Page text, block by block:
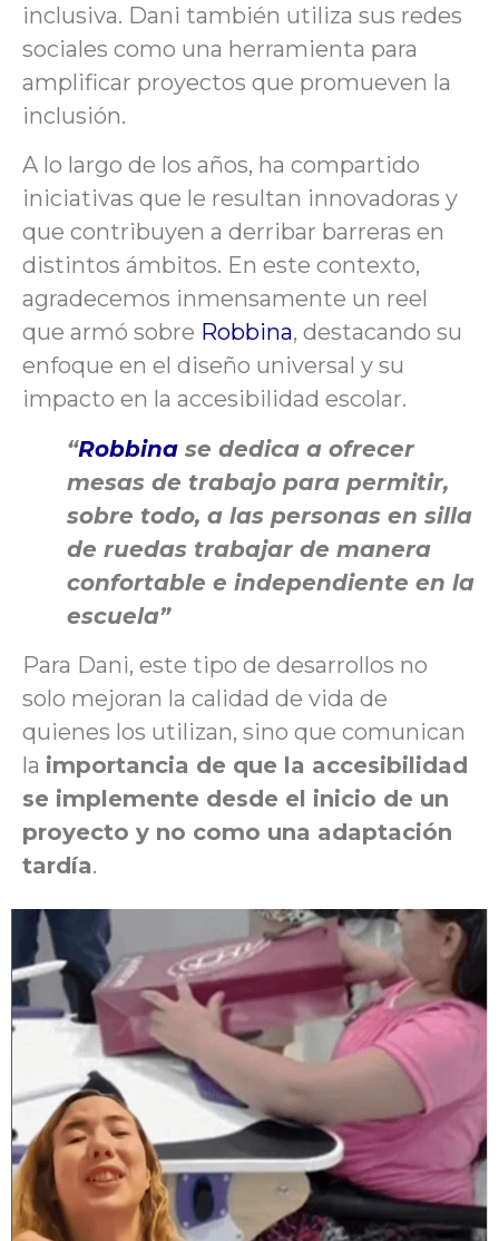
inclusiva. Dani también utiliza sus redes
sociales como una herramienta para
amplificar proyectos que promueven la
inclusión.
A lo largo de los años, ha compartido
iniciativas que le resultan innovadoras y
que contribuyen a derribar barreras en
distintos ámbitos. En este contexto,
agradecemos inmensamente un reel
que armó sobre Robbina, destacando su
enfoque en el diseño universal y su
impacto en la accesibilidad escolar.
“Robbina se dedica a ofrecer
mesas de trabajo para permitir,
sobre todo, a las personas en silla
de ruedas trabajar de manera
confortable e independiente en la
escuela”
Para Dani, este tipo de desarrollos no
solo mejoran la calidad de vida de
quienes los utilizan, sino que comunican
la importancia de que la accesibilidad
se implemente desde el inicio de un
proyecto y no como una adaptación
tardía.